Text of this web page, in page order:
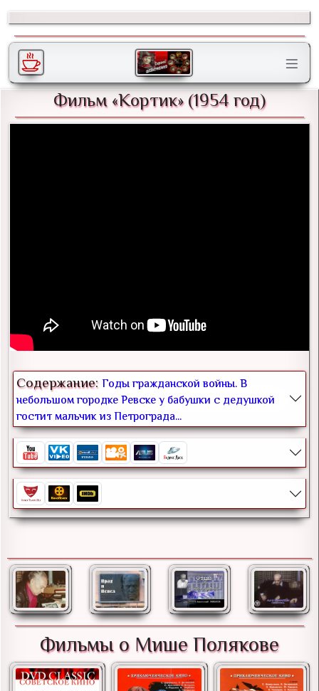
Фильм «Кортик» (1954 год)
Содержание: Годы гражданской войны. В
небольшом городке Ревске у бабушки с дедушкой
гостит мальчик из Петрограда...
Фильмы о Мише Полякове